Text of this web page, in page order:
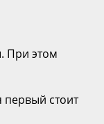
При этом
первый стоит